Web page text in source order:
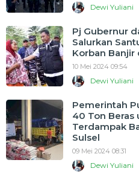
Dewi Yuliani
Pj Gubernur
Salurkan
Korban Banjir
10 Mei 2024 09:54
Dewi Yuliani
Pemerintah
40 Ton Beras
Terdampak
Sulsel
09 Mei 2024 08:31
Dewi Yuliani